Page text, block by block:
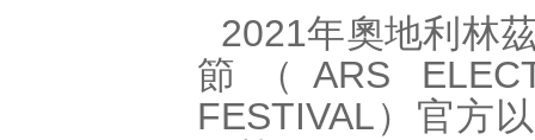
2021年奧地利林
節（ARS
FESTIVAL）官方